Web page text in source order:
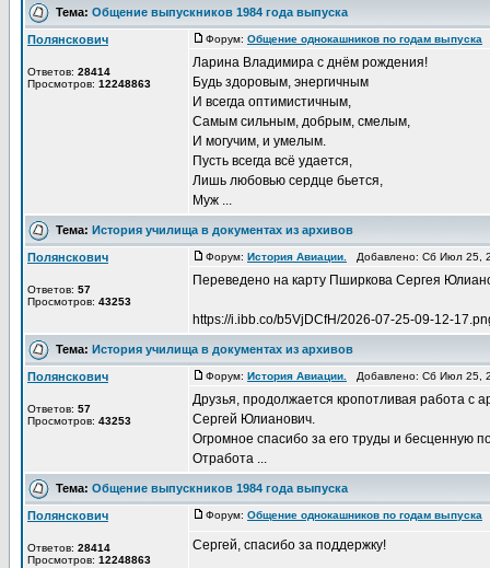
Тема: Общение выпускников 1984 года выпуска
Полянскович
Ответов: 28414
Просмотров: 12248863
Форум: Общение однокашников по годам выпуска
Ларина Владимира с днём рождения!
Будь здоровым, энергичным
И всегда оптимистичным,
Самым сильным, добрым, смелым,
И могучим, и умелым.
Пусть всегда всё удается,
Лишь любовью сердце бьется,
Муж ...
Тема: История училища в документах из архивов
Полянскович
Ответов: 57
Просмотров: 43253
Форум: История Авиации. Добавлено: Сб Июл 25,
Переведено на карту Пширкова Сергея
https://i.ibb.co/b5VjDCfH/2026-07-25-09-12-
Тема: История училища в документах из архивов
Полянскович
Ответов: 57
Просмотров: 43253
Форум: История Авиации. Добавлено: Сб Июл 25,
Друзья, продолжается кропотливая работа
Сергей Юлианович.
Огромное спасибо за его труды и бесценную
Отработа ...
Тема: Общение выпускников 1984 года выпуска
Полянскович
Ответов: 28414
Просмотров: 12248863
Форум: Общение однокашников по годам выпуска
Сергей, спасибо за поддержку!